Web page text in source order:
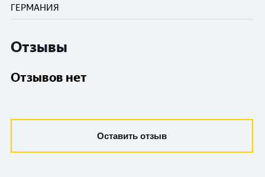
ГЕРМАНИЯ
Отзывы
Отзывов нет
Оставить отзыв